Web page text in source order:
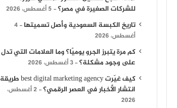
للشركات الصغيرة في مصر؟
5 أغسطس، 2026
تاريخ الكبسة السعودية وأصل تسميتها
4
أغسطس، 2026
كم مرة يتبرز الجرو يوميًا؟ وما العلامات التي تدل
على وجود مشكلة؟
3 أغسطس، 2026
كيف غيّرت best digital marketing agency طريقة
انتشار الأخبار في العصر الرقمي؟
2 أغسطس،
2026